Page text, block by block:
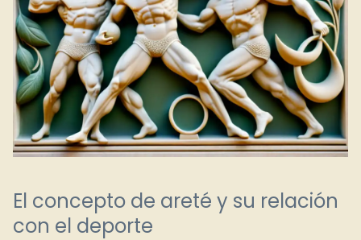
El concepto de areté y su relación
con el deporte